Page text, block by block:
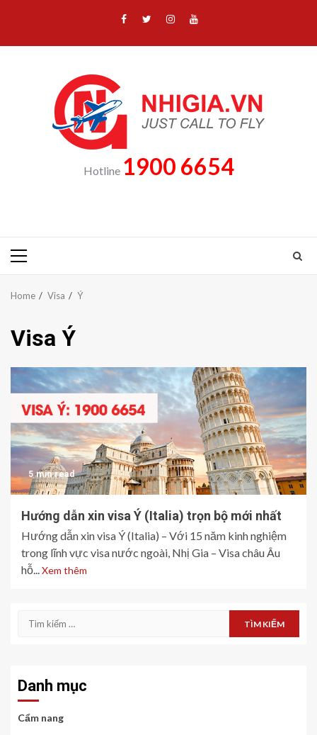
Facebook
TwitterInstagram
Youtube
Hotline 1900 6654
Primary
Home Visa Ý
Visa Ý
5 min read
Hướng dẫn xin visa Ý (Italia) trọn bộ mới nhất
Hướng dẫn xin visa Ý (Italia) – Với 15 năm kinh nghiệm
trong lĩnh vực visa nước ngoài, Nhị Gia – Visa châu Âu
hỗ...Xem thêm
Tìm
Danh mục
Cẩm nang